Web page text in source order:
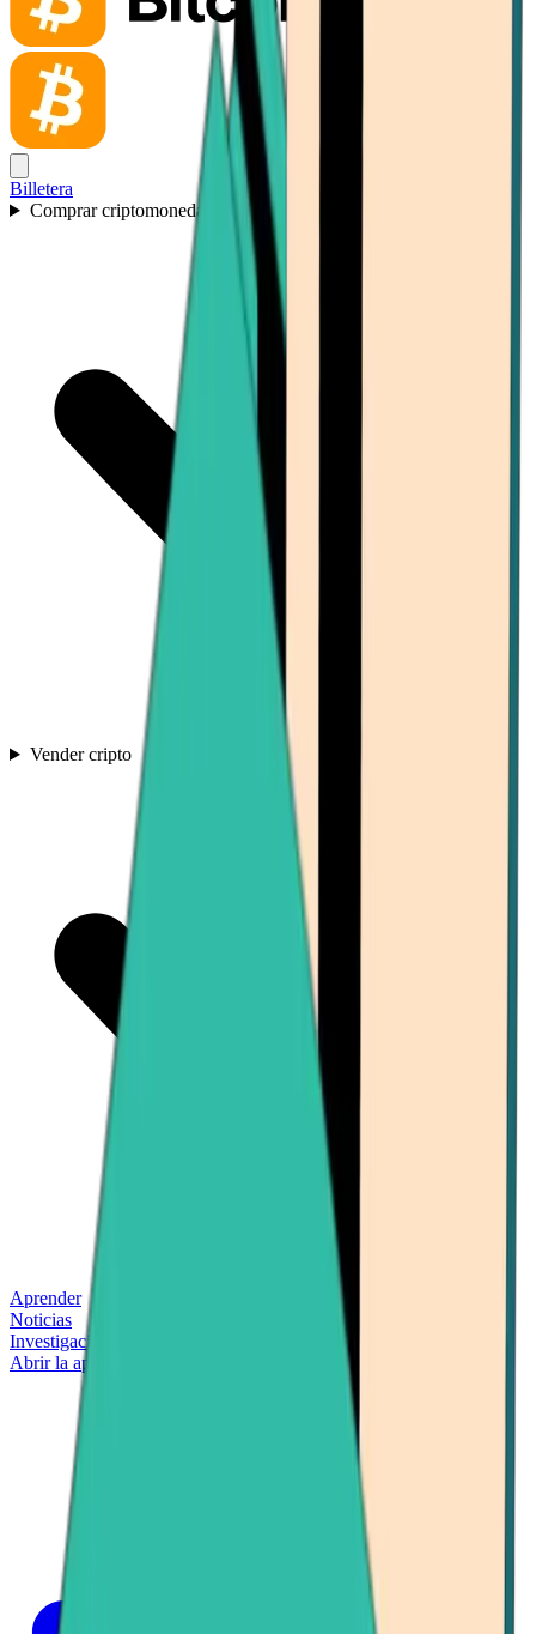
Billetera
Comprar criptomonedas
Vender cripto
Aprender
Noticias
Investigación
Abrir la aplicación